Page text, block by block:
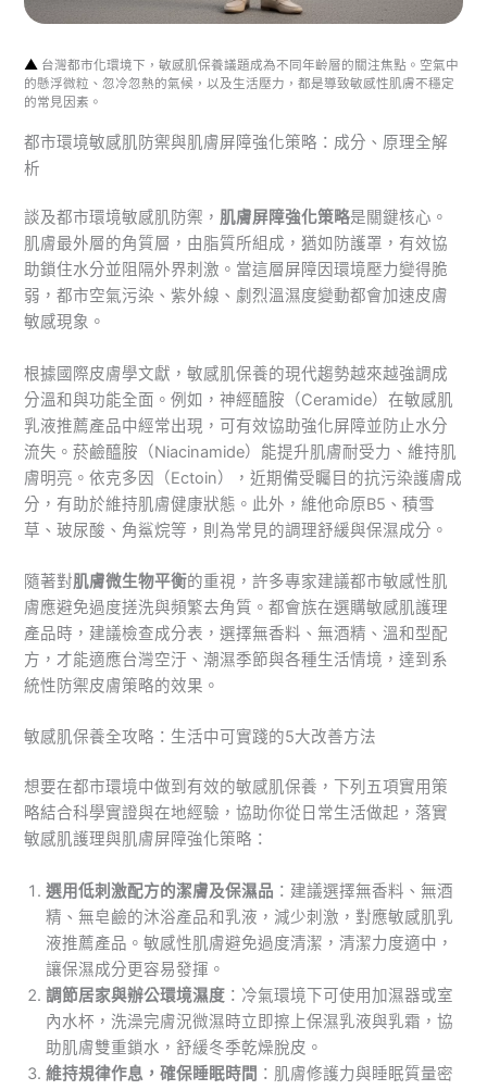
▲ 台灣都市化環境下，敏感肌保養議題成為不同年齡層的關注焦點。空氣中
的懸浮微粒、忽冷忽熱的氣候，以及生活壓力，都是導致敏感性肌膚不穩定
的常見因素。
都市環境敏感肌防禦與肌膚屏障強化策略：成分、原理全解
析
談及都市環境敏感肌防禦， 肌膚屏障強化策略是關鍵核心。
肌膚最外層的角質層，由脂質所組成，猶如防護罩，有效協
助鎖住水分並阻隔外界刺激。當這層屏障因環境壓力變得脆
弱，都市空氣污染、紫外線、劇烈溫濕度變動都會加速皮膚
敏感現象。
根據國際皮膚學文獻，敏感肌保養的現代趨勢越來越強調成
分溫和與功能全面。例如，神經醯胺（Ceramide）在敏感肌
乳液推薦產品中經常出現，可有效協助強化屏障並防止水分
流失。菸鹼醯胺（Niacinamide）能提升肌膚耐受力、維持肌
膚明亮。依克多因（Ectoin），近期備受矚目的抗污染護膚成
分，有助於維持肌膚健康狀態。此外，維他命原B5、積雪
草、玻尿酸、角鯊烷等，則為常見的調理舒緩與保濕成分。
隨著對肌膚微生物平衡的重視，許多專家建議都市敏感性肌
膚應避免過度搓洗與頻繁去角質。都會族在選購敏感肌護理
產品時，建議檢查成分表，選擇無香料、無酒精、溫和型配
方，才能適應台灣空汙、潮濕季節與各種生活情境，達到系
統性防禦皮膚策略的效果。
敏感肌保養全攻略：生活中可實踐的5大改善方法
想要在都市環境中做到有效的敏感肌保養，下列五項實用策
略結合科學實證與在地經驗，協助你從日常生活做起，落實
敏感肌護理與肌膚屏障強化策略：
選用低刺激配方的潔膚及保濕品 ：建議選擇無香料、無酒
精、無皂鹼的沐浴產品和乳液，減少刺激，對應敏感肌乳
液推薦產品。敏感性肌膚避免過度清潔，清潔力度適中，
讓保濕成分更容易發揮。
調節居家與辦公環境濕度 ：冷氣環境下可使用加濕器或室
內水杯，洗澡完膚況微濕時立即擦上保濕乳液與乳霜，協
助肌膚雙重鎖水，舒緩冬季乾燥脫皮。
維持規律作息，確保睡眠時間 ：肌膚修護力與睡眠質量密